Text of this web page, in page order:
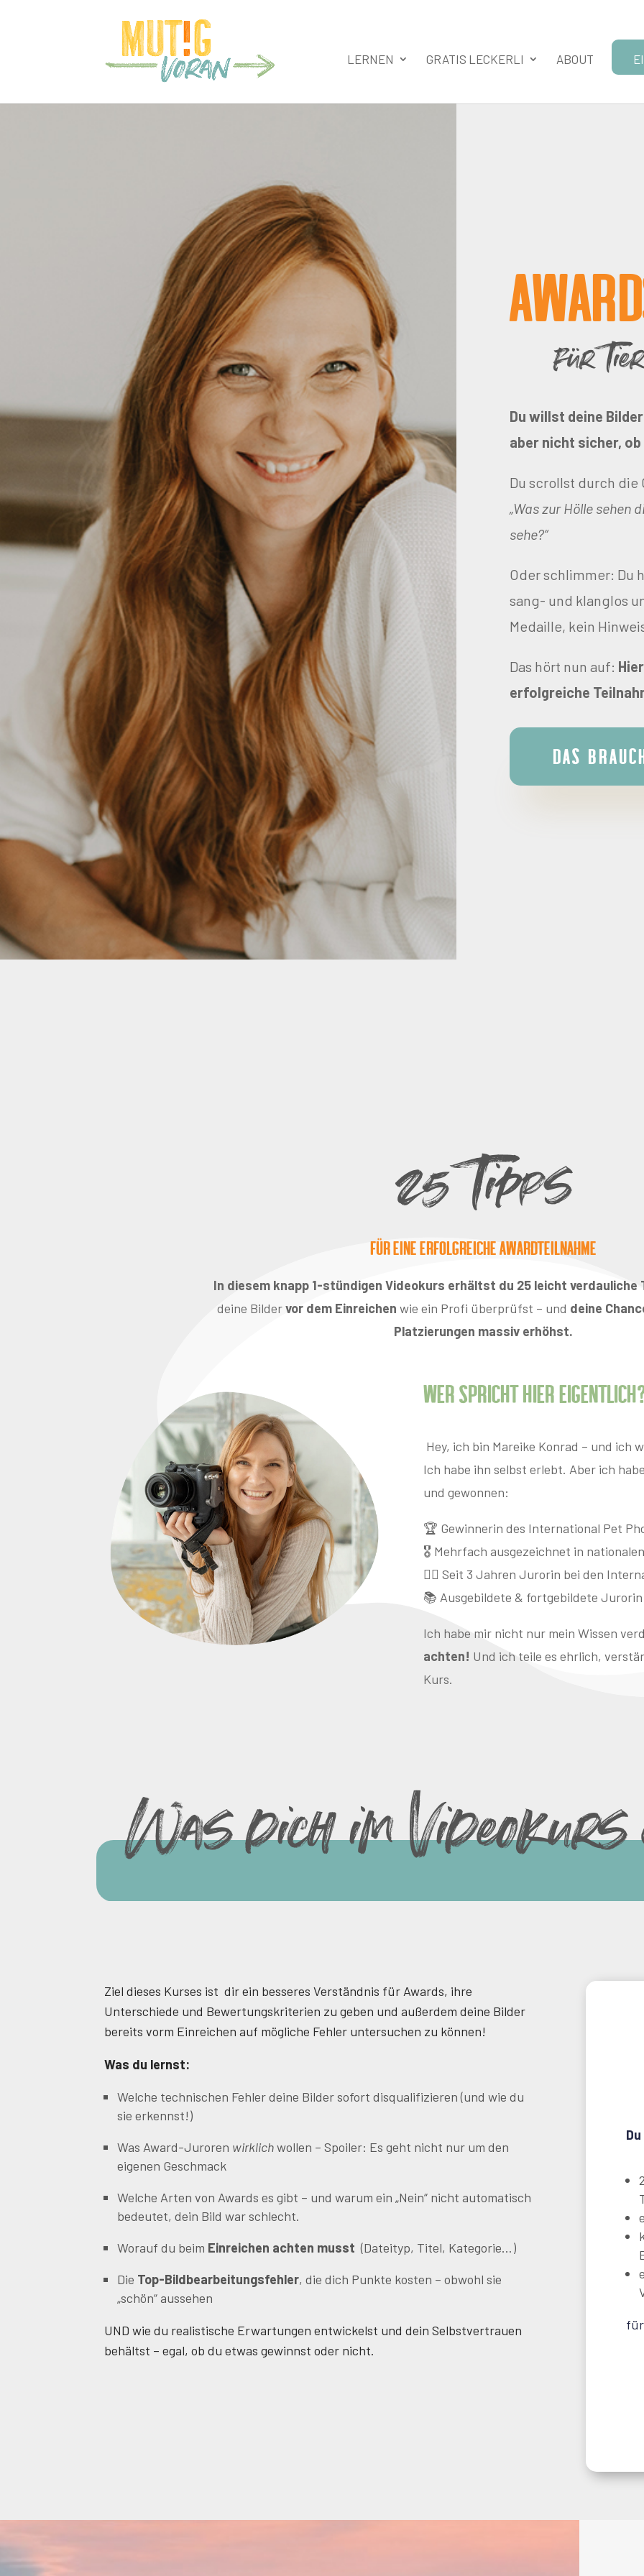
LERNEN GRATIS LECKERLI ABOUT
für
Du willst deine
aber nicht sicher, ob
Du scrollst durch die
„Was zur Hölle sehen
sehe?“
Oder schlimmer: Du
sang- und klanglos
Medaille, kein
Das hört nun auf:
erfolgreiche
Das
25 Tipps
für eine erfolgreiche Awardteilnahme
In diesem knapp 1-stündigen Videokurs erhältst du 25 leicht verdauliche
deine Bildervor dem Einreichen wie ein Profi überprüfst – und deine
Platzierungen massiv erhöhst.
Wer spricht hier
Hey, ich bin Mareike Konrad – und ich
Ich habe ihn selbst erlebt. Aber ich
und gewonnen:
🏆 Gewinnerin des International Pet
🎖 Mehrfach ausgezeichnet in
👩‍⚖ Seit 3 Jahren Jurorin bei den
📚 Ausgebildete & fortgebildete Jurorin
Ich habe mir nicht nur mein Wissen
achten! Und ich teile es ehrlich,
Kurs.
Was dich im
Ziel dieses Kurses ist dir ein besseres Verständnis für Awards, ihre
Unterschiede und Bewertungskriterien zu geben und außerdem deine Bilder
bereits vorm Einreichen auf mögliche Fehler untersuchen zu können!
Was du lernst:
Welche technischen Fehler deine Bilder sofort disqualifizieren (und wie du
sie erkennst!)
Was Award-Juroren wirklichwollen – Spoiler: Es geht nicht nur um den
eigenen Geschmack
Welche Arten von Awards es gibt – und warum ein „Nein“ nicht automatisch
bedeutet, dein Bild war schlecht.
Worauf du beim Einreichen achten musst (Dateityp, Titel, Kategorie…)
Die Top-Bildbearbeitungsfehler, die dich Punkte kosten – obwohl sie
„schön“ aussehen
UND wie du realistische Erwartungen entwickelst und dein Selbstvertrauen
behältst – egal, ob du etwas gewinnst oder nicht.